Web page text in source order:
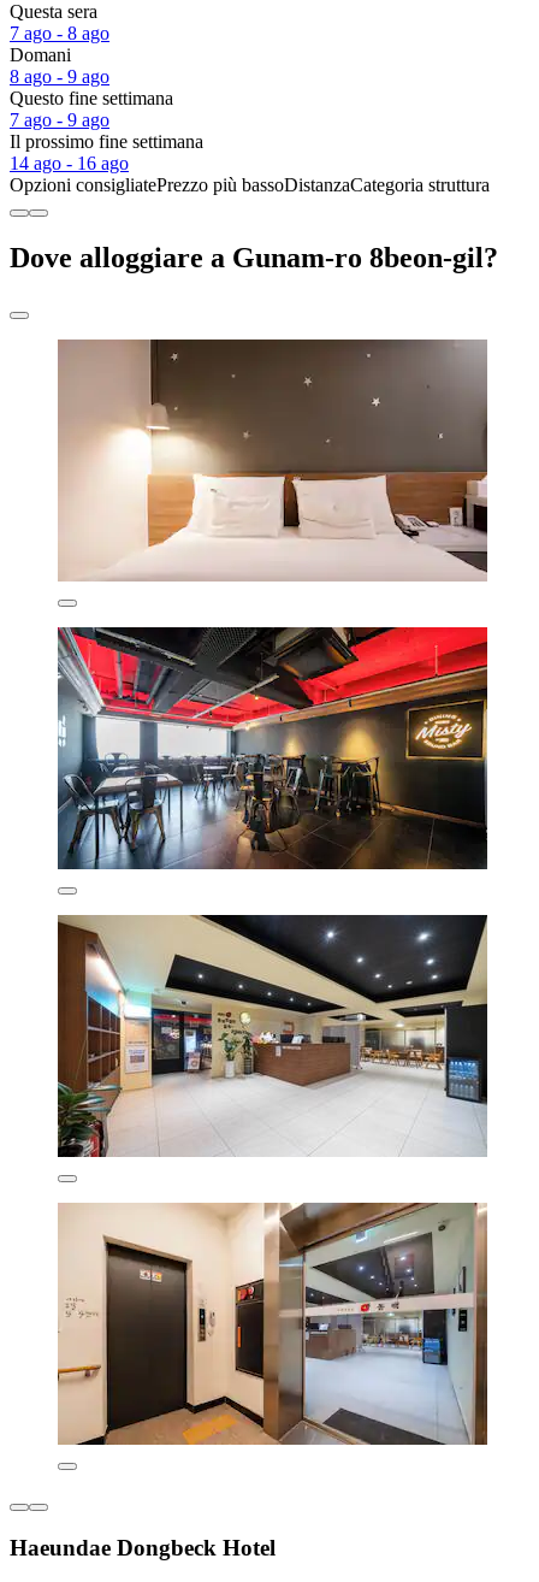
Questa sera
7 ago - 8 ago
Domani
8 ago - 9 ago
Questo fine settimana
7 ago - 9 ago
Il prossimo fine settimana
14 ago - 16 ago
Opzioni consigliatePrezzo più bassoDistanzaCategoria struttura
Dove alloggiare a Gunam-ro 8beon-gil?
Haeundae Dongbeck Hotel